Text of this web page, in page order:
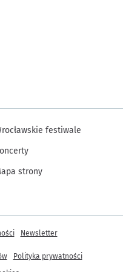
festiwale
strony
Newsletter
Polityka prywatności